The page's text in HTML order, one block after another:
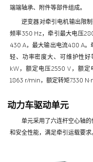
端端轴承、附件等部件组成。
逆变器对牵引电机输出限
频率350 Hz，牵引最大电压
430 A，最大输出电流480 A。
轻、功率密度大、可维护性
kW，额定电压2550 V，额
1863 r/min，额定转矩7330
动力车驱动单元
单元采用了六连杆空心轴
和安全性能，满足牵引运载要求